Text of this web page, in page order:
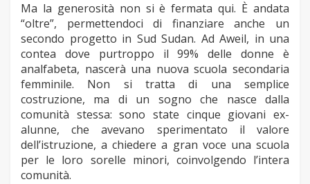
Ma la generosità non si è fermata qui. È andata
“oltre”, permettendoci di finanziare anche un
secondo progetto in Sud Sudan. Ad Aweil, in una
contea dove purtroppo il 99% delle donne è
analfabeta, nascerà una nuova scuola secondaria
femminile. Non si tratta di una semplice
costruzione, ma di un sogno che nasce dalla
comunità stessa: sono state cinque giovani ex-
alunne, che avevano sperimentato il valore
dell’istruzione, a chiedere a gran voce una scuola
per le loro sorelle minori, coinvolgendo l’intera
comunità.